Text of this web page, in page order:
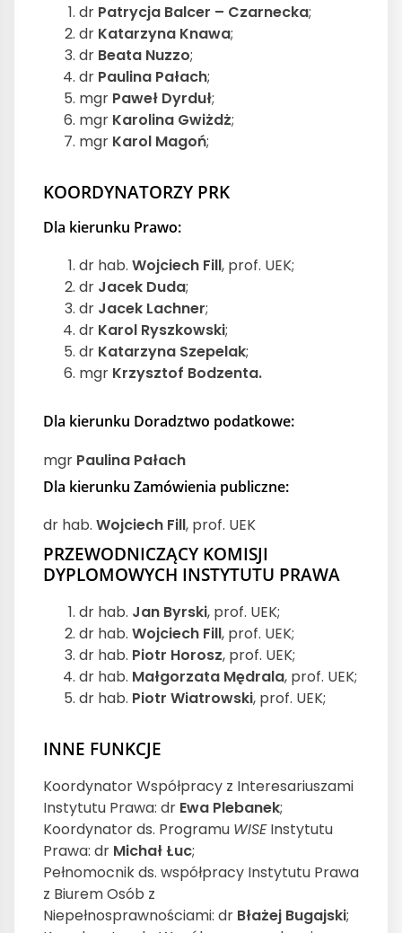
dr Patrycja Balcer – Czarnecka;
dr Katarzyna Knawa;
dr Beata Nuzzo;
dr Paulina Pałach;
mgr Paweł Dyrduł;
mgr Karolina Gwiżdż;
mgr Karol Magoń;
KOORDYNATORZY PRK
Dla kierunku Prawo:
dr hab. Wojciech Fill, prof. UEK;
dr Jacek Duda;
dr Jacek Lachner;
dr Karol Ryszkowski;
dr Katarzyna Szepelak;
mgr Krzysztof Bodzenta.
Dla kierunku Doradztwo podatkowe:
mgr Paulina Pałach
Dla kierunku Zamówienia publiczne:
dr hab. Wojciech Fill, prof. UEK
PRZEWODNICZĄCY KOMISJI
DYPLOMOWYCH INSTYTUTU PRAWA
dr hab. Jan Byrski, prof. UEK;
dr hab. Wojciech Fill, prof. UEK;
dr hab. Piotr Horosz, prof. UEK;
dr hab. Małgorzata Mędrala, prof. UEK;
dr hab. Piotr Wiatrowski, prof. UEK;
INNE FUNKCJE
Koordynator Współpracy z Interesariuszami
Instytutu Prawa: dr Ewa Plebanek;
Koordynator ds. Programu WISEInstytutu
Prawa: dr Michał Łuc;
Pełnomocnik ds. współpracy Instytutu Prawa
z Biurem Osób z
Niepełnosprawnościami: dr Błażej Bugajski;